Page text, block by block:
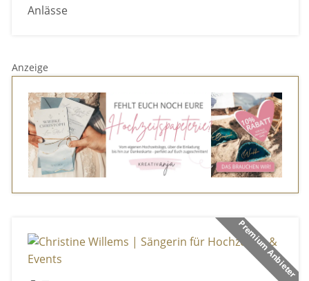
Anlässe
Anzeige
Premium Anbieter